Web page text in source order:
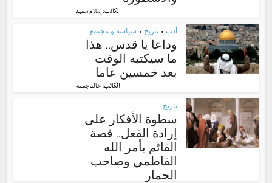
الكاتب: إسلام سعيد
أدب • تاريخ • سياسة و مجتمع
وداعا يا قدس.. هذا
ما سيكتبه الوقت
بعد خمسين عاما
الكاتب:خالد جمعه
تاريخ
سطوة الأفكار على
إرادة الفعل.. قصة
القائم بأمر الله
الفاطمي وصاحب
الحمار